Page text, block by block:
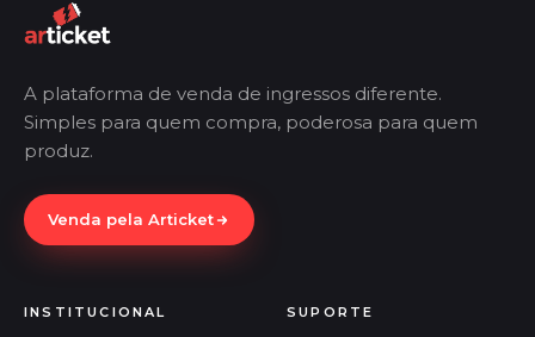
A plataforma de venda de ingressos diferente.
Simples para quem compra, poderosa para quem
produz.
Venda pela Articket
INSTITUCIONAL SUPORTE